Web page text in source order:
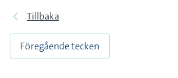
Tillbaka
Föregående tecken